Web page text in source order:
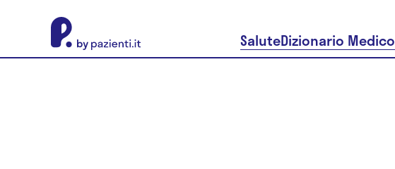
SaluteDizionario Medico